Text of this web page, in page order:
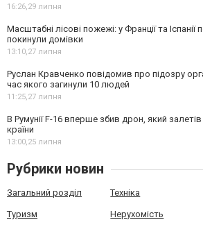
16:26,29 липня
Масштабні лісові пожежі: у Франції та
покинули домівки
13:10,27 липня
Руслан Кравченко повідомив про підозру
час якого загинули 10 людей
11:25,27 липня
В Румунії F-16 вперше збив дрон, який
країни
13:00,25 липня
Рубрики новин
Загальний розділ Техніка
Туризм Нерухомість